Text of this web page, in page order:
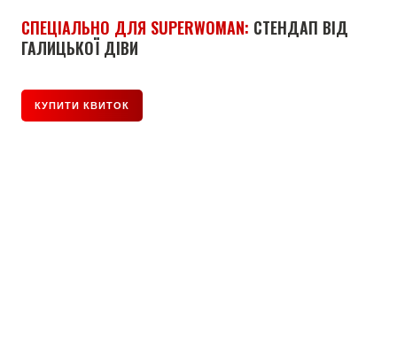
СПЕЦІАЛЬНО ДЛЯ SUPERWOMAN: СТЕНДАП ВІД
ГАЛИЦЬКОЇ ДІВИ
КУПИТИ КВИТОК